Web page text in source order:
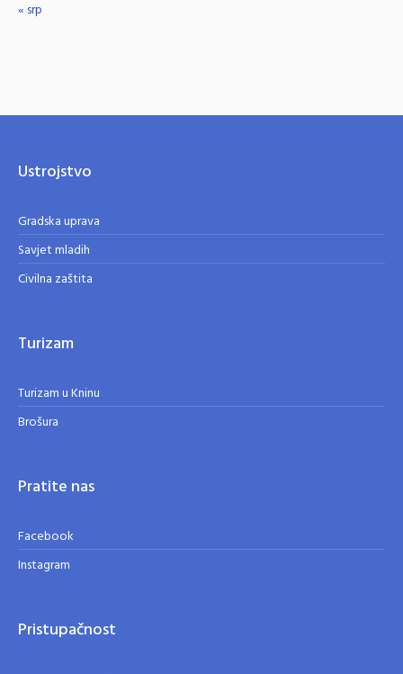
« srp
Ustrojstvo
Gradska uprava
Savjet mladih
Civilna zaštita
Turizam
Turizam u Kninu
Brošura
Pratite nas
Facebook
Instagram
Pristupačnost